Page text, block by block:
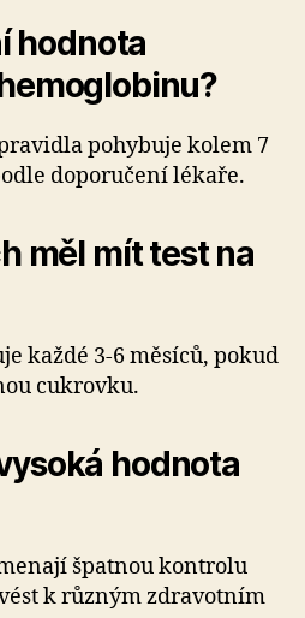
hodnota
pohybuje kolem 7
doporučení lékaře.
měl mít test na
každé 3-6 měsíců, pokud
cukrovku.
hodnota
špatnou kontrolu
k různým zdravotním